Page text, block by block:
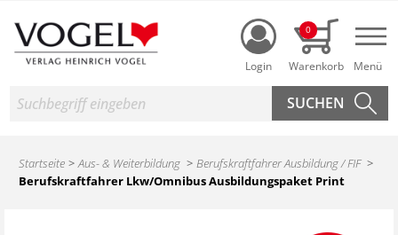
Login
0
Suche
Startseite Aus- & Weiterbildung
Berufskraftfahrer Ausbildung / FIF
Berufskraftfahrer Lkw/Omnibus Ausbildungspaket Print